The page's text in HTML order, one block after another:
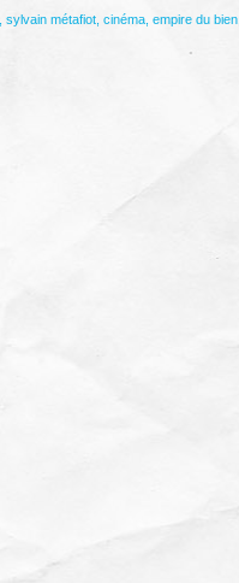
sylvain métafiot, cinéma, empire du bien,